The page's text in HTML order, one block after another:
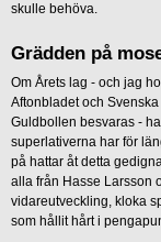
skulle behöva.
Grädden på
Om Årets lag - och jag
Aftonbladet och
Guldbollen besvaras -
superlativerna har för
på hattar åt detta
alla från Hasse Larsson
vidareutveckling, kloka
som hållit hårt i